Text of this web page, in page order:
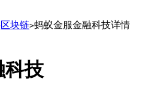
区块链>蚂蚁金服金融科技详情
科技